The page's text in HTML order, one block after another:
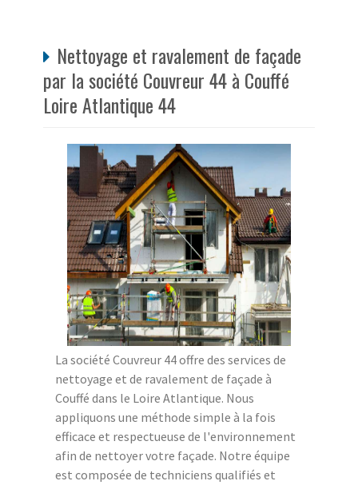
Nettoyage et ravalement de façade
par la société Couvreur 44 à Couffé
Loire Atlantique 44
La société Couvreur 44 offre des services de
nettoyage et de ravalement de façade à
Couffé dans le Loire Atlantique. Nous
appliquons une méthode simple à la fois
efficace et respectueuse de l'environnement
afin de nettoyer votre façade. Notre équipe
est composée de techniciens qualifiés et